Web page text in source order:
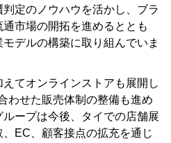
定のノウハウを活かし、ブラ
市場の開拓を進めるととも
デルの構築に取り組んでいま
てオンラインストアも展開し
わせた販売体制の整備も進め
ープは今後、タイでの店舗展
EC、顧客接点の拡充を通じ